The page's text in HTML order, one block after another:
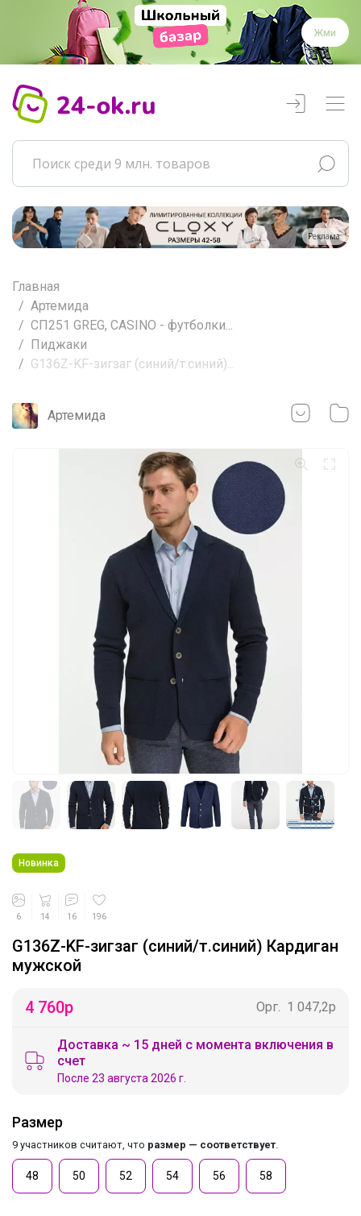
Жми
Реклама
Главная
Артемида
СП251 GREG, CASINO - футболки...
Пиджаки
G136Z-KF-зигзаг (синий/т.синий)...
Артемида
Новинка
6 14 16 196
G136Z-KF-зигзаг (синий/т.синий) Кардиган
мужской
4 760р Орг. 1 047,2р
Доставка ~ 15 дней с момента включения в
счет
После 23 августа 2026 г.
Размер
9 участников считают, что размер — соответствует
48 50 52 54 56 58